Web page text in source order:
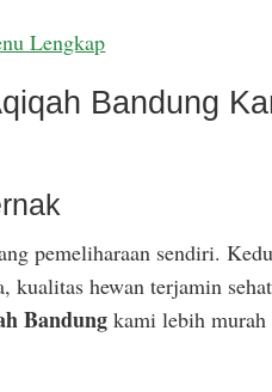
Lengkap
Bandung
pemeliharaan sendiri.
kualitas hewan terjamin
Bandungkami lebih murah